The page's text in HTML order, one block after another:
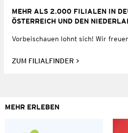
MEHR ALS 2.000 FILIALEN IN
ÖSTERREICH UND DEN
Vorbeischauen lohnt sich! Wir
ZUM FILIALFINDER
MEHR ERLEBEN